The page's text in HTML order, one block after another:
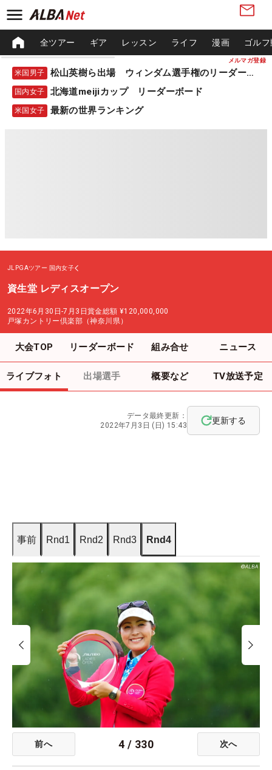
メルマガ登録
全ツアー ギア レッスン ライフ 漫画 ゴル
米国男子 松山英樹ら出場 ウィンダム選手権のリーダーボード
国内女子 北海道meijiカップ リーダーボード
米国女子 最新の世界ランキング
JLPGAツアー 国内女子
資生堂 レディスオープン
2022年6月30日-7月3日賞金総額 ¥120,000,000
戸塚カントリー倶楽部（神奈川県）
大会TOP リーダーボード 組み合せ ニュース
ライブフォト 出場選手 概要など TV放送予定
データ最終更新：
2022年7月3日 (日) 15:43
更新する
事前 Rnd1 Rnd2 Rnd3 Rnd4
前へ 4 / 330 次へ